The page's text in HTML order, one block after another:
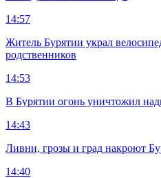
14:57
Житель Бурятии украл
родственников
14:53
В Бурятии огонь уничтожил
14:43
Ливни, грозы и град накроют
14:40